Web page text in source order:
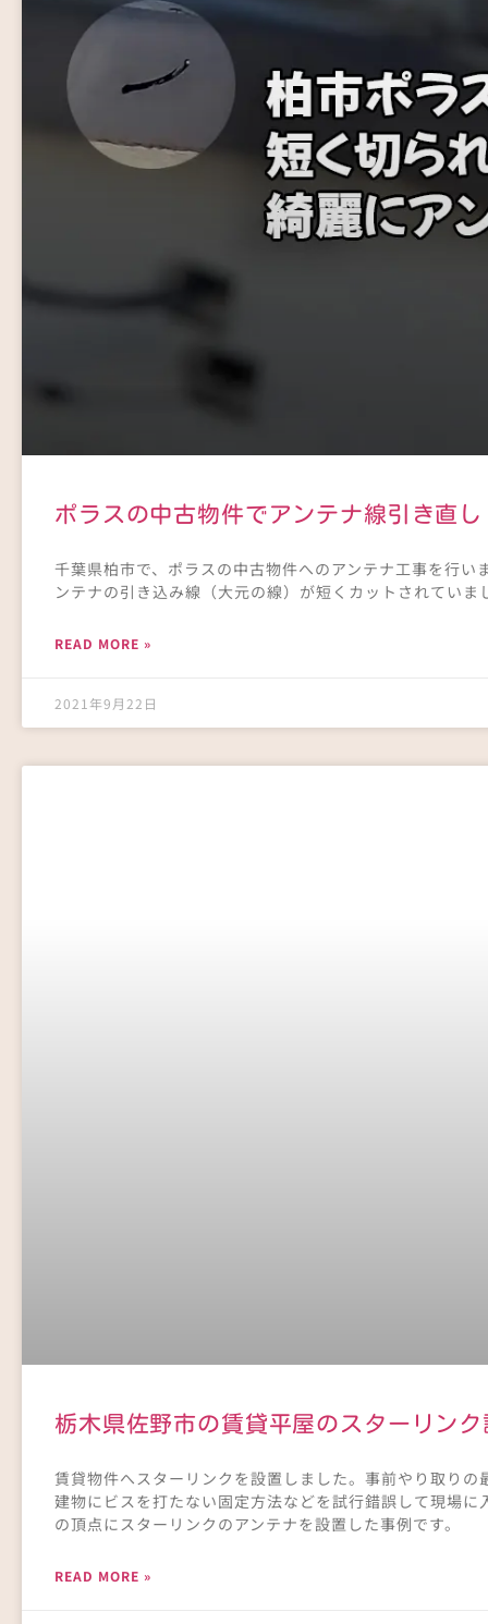
ポラスの中古物件でアンテナ線引き直
千葉県柏市で、ポラスの中古物件へのアンテナ工事を行
ンテナの引き込み線（大元の線）が短くカットされてい
READ MORE »
2021年9月22日
栃木県佐野市の賃貸平屋のスターリン
賃貸物件へスターリンクを設置しました。事前やり取り
建物にビスを打たない固定方法などを試行錯誤して現場
の頂点にスターリンクのアンテナを設置した事例です。
READ MORE »